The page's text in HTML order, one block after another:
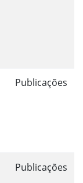
Publicações
Publicações